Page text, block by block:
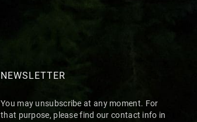
NEWSLETTER
You may unsubscribe at any moment. For
that purpose, please find our contact info in